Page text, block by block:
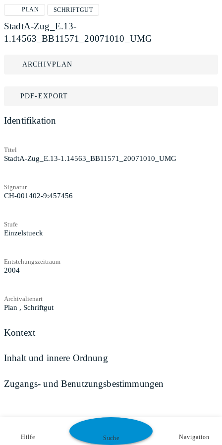
PLAN SCHRIFTGUT
StadtA-Zug_E.13-
1.14563_BB11571_20071010_UMG
ARCHIVPLAN
PDF-EXPORT
Identifikation
Titel
StadtA-Zug_E.13-1.14563_BB11571_20071010_UMG
Signatur
CH-001402-9:457456
Stufe
Einzelstueck
Entstehungszeitraum
2004
Archivalienart
Plan , Schriftgut
Kontext
Inhalt und innere Ordnung
Zugangs- und Benutzungsbestimmungen
Hilfe Suche Navigation